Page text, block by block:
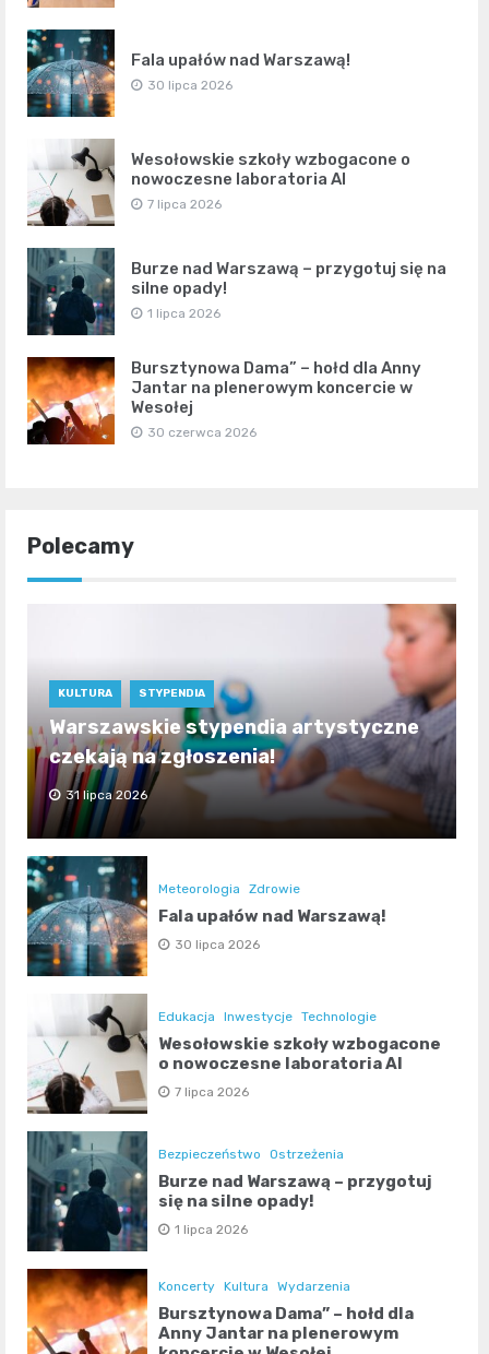
Fala upałów nad Warszawą!
30 lipca 2026
Wesołowskie szkoły wzbogacone o
nowoczesne laboratoria AI
7 lipca 2026
Burze nad Warszawą – przygotuj się na
silne opady!
1 lipca 2026
Bursztynowa Dama” – hołd dla Anny
Jantar na plenerowym koncercie w
Wesołej
30 czerwca 2026
Polecamy
KULTURA STYPENDIA
Warszawskie stypendia artystyczne
czekają na zgłoszenia!
31 lipca 2026
Meteorologia Zdrowie
Fala upałów nad Warszawą!
30 lipca 2026
Edukacja Inwestycje Technologie
Wesołowskie szkoły wzbogacone
o nowoczesne laboratoria AI
7 lipca 2026
Bezpieczeństwo Ostrzeżenia
Burze nad Warszawą – przygotuj
się na silne opady!
1 lipca 2026
Koncerty Kultura Wydarzenia
Bursztynowa Dama” – hołd dla
Anny Jantar na plenerowym